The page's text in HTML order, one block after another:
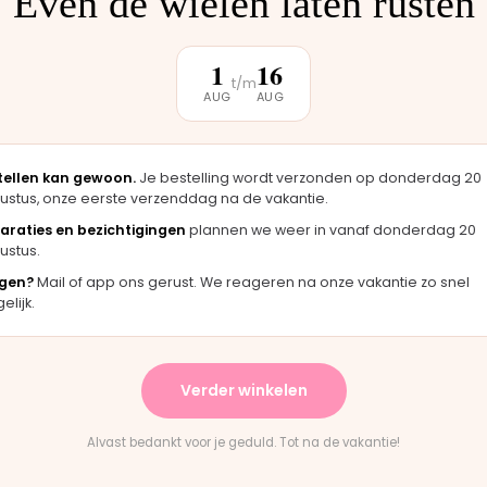
er
terwijl je wacht."
Bas · Joolz duwstang
en het paste perfect.
"Persoonlijk contact,
Rick · Bugaboo onderdeel
1
AUG
t/m16
AUG
kan gewoon. Je bestelling wordt verzonden op donderdag 20
onze eerste verzenddag na de vakantie.
en bezichtigingen plannen we weer in vanaf donderdag 20
Mail of app ons gerust. We reageren na onze vakantie zo snel
Verder winkelen
Alvast bedankt voor je geduld. Tot na de vakantie!